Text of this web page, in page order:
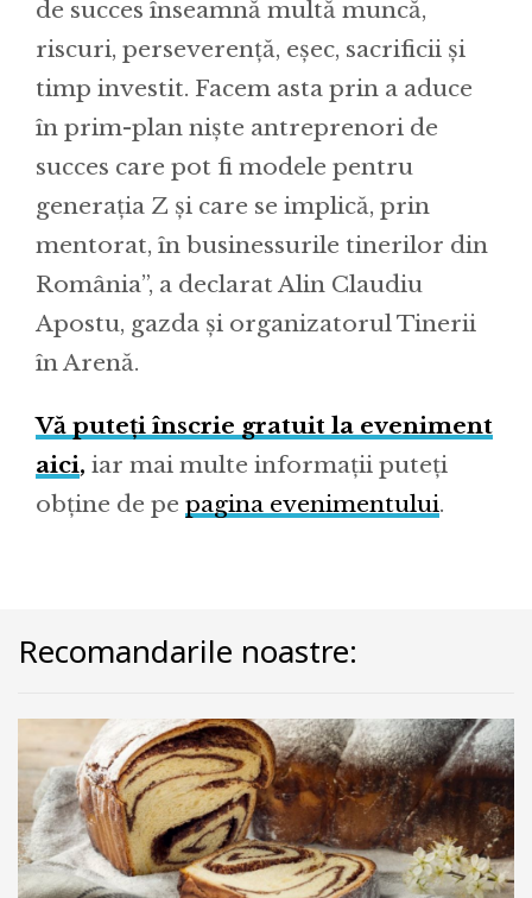
de succes înseamnă multă muncă,
riscuri, perseverență, eșec, sacrificii și
timp investit. Facem asta prin a aduce
în prim-plan niște antreprenori de
succes care pot fi modele pentru
generația Z și care se implică, prin
mentorat, în businessurile tinerilor din
România”, a declarat Alin Claudiu
Apostu, gazda și organizatorul Tinerii
în Arenă.
Vă puteți înscrie gratuit la eveniment
aici, iar mai multe informații puteți
obține de pe pagina evenimentului.
Recomandarile noastre: